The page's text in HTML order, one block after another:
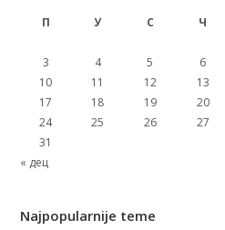
П У С Ч
3
4 5 6
10
11 12 13
17
18 19 20
24
25 26 27
31
« дец
Najpopularnije teme